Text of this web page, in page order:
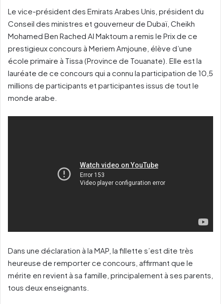
Le vice-président des Emirats Arabes Unis, président du
Conseil des ministres et gouverneur de Dubaï, Cheikh
Mohamed Ben Rached Al Maktoum a remis le Prix de ce
prestigieux concours à Meriem Amjoune, élève d’une
école primaire à Tissa (Province de Touanate). Elle est la
lauréate de ce concours qui a connu la participation de 10,5
millions de participants et participantes issus de tout le
monde arabe.
Dans une déclaration à la MAP, la fillette s’est dite très
heureuse de remporter ce concours, affirmant que le
mérite en revient à sa famille, principalement à ses parents,
tous deux enseignants.